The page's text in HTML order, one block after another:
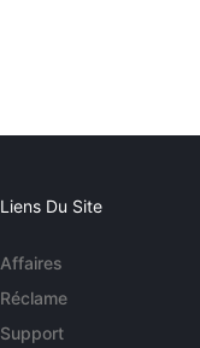
Liens Du Site
Affaires
Réclame
Support